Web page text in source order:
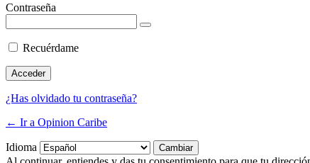
Contraseña
Recuérdame
¿Has olvidado tu contraseña?
← Ir a Opinion Caribe
Idioma